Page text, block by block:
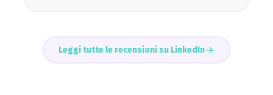
Leggi tutte le recensioni su LinkedIn